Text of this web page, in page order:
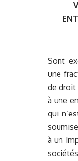
Sont
une
de droit
à une
qui
à un